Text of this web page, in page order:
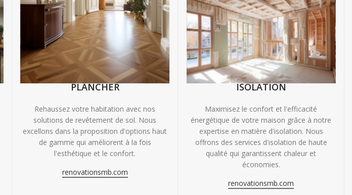
PLANCHER
Rehaussez votre habitation avec nos
solutions de revêtement de sol. Nous
excellons dans la proposition d'options haut
de gamme qui améliorent à la fois
l'esthétique et le confort.
renovationsmb.com
ISOLATION
Maximisez le confort et l'efficacité
énergétique de votre maison grâce à notre
expertise en matière d'isolation. Nous
offrons des services d'isolation de haute
qualité qui garantissent chaleur et
économies.
renovationsmb.com